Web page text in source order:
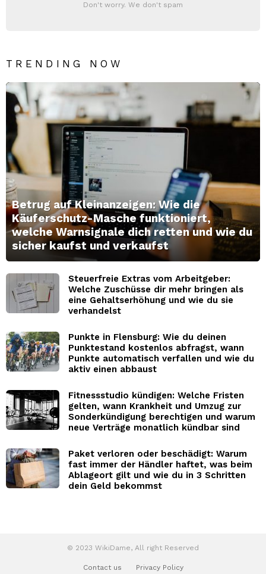
Don't worry. We don't spam
TRENDING NOW
Betrug auf Kleinanzeigen: Wie die
Käuferschutz-Masche funktioniert,
welche Warnsignale dich retten und wie du
sicher kaufst und verkaufst
Steuerfreie Extras vom Arbeitgeber:
Welche Zuschüsse dir mehr bringen als
eine Gehaltserhöhung und wie du sie
verhandelst
Punkte in Flensburg: Wie du deinen
Punktestand kostenlos abfragst, wann
Punkte automatisch verfallen und wie du
aktiv einen abbaust
Fitnessstudio kündigen: Welche Fristen
gelten, wann Krankheit und Umzug zur
Sonderkündigung berechtigen und warum
neue Verträge monatlich kündbar sind
Paket verloren oder beschädigt: Warum
fast immer der Händler haftet, was beim
Ablageort gilt und wie du in 3 Schritten
dein Geld bekommst
© 2023 WikiDame, All right Reserved
Contact us Privacy Policy